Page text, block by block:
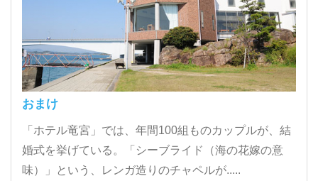
おまけ
「ホテル竜宮」では、年間100組ものカップルが、結
婚式を挙げている。「シーブライド（海の花嫁の意
味）」という、レンガ造りのチャペルが.....